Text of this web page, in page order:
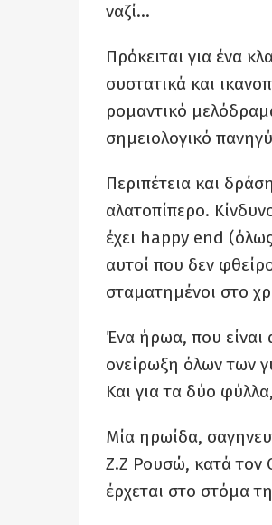
ναζί…
Πρόκειται για ένα
συστατικά και
ρομαντικό
σημειολογικό
Περιπέτεια και
αλατοπίπερο.
έχει happy end
αυτοί που δεν
σταματημένοι στο
Ένα ήρωα, που είναι
ονείρωξη όλων των
Και για τα δύο
Μία ηρωίδα,
Ζ.Ζ Ρουσώ, κατά τον
έρχεται στο στόμα